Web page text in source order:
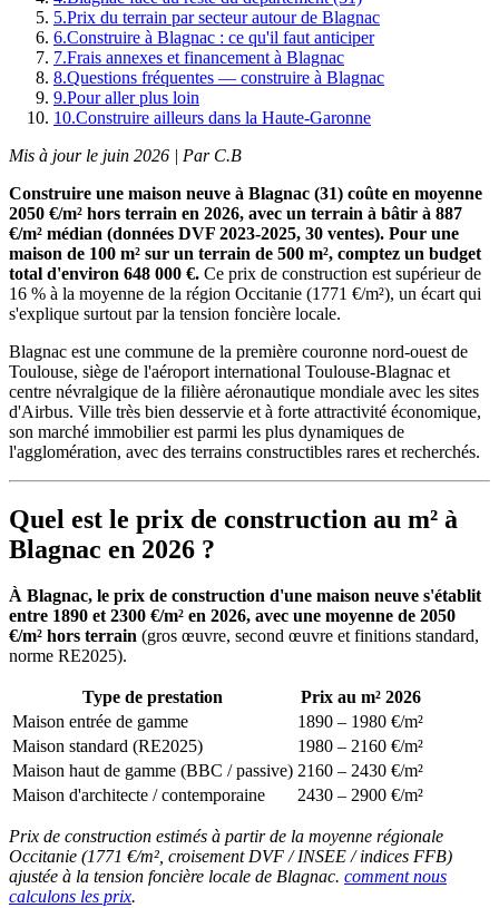
5.Prix du terrain par secteur autour de Blagnac
6.Construire à Blagnac : ce qu'il faut anticiper
7.Frais annexes et financement à Blagnac
8.Questions fréquentes — construire à Blagnac
9.Pour aller plus loin
10.Construire ailleurs dans la Haute-Garonne
Mis à jour le juin 2026 | Par C.B
Construire une maison neuve à Blagnac (31) coûte en moyenne
2050 €/m² hors terrain en 2026, avec un terrain à bâtir à 887
€/m² médian (données DVF 2023-2025, 30 ventes). Pour une
maison de 100 m² sur un terrain de 500 m², comptez un budget
total d'environ 648 000 €. Ce prix de construction est supérieur de
16 % à la moyenne de la région Occitanie (1771 €/m²), un écart qui
s'explique surtout par la tension foncière locale.
Blagnac est une commune de la première couronne nord-ouest de
Toulouse, siège de l'aéroport international Toulouse-Blagnac et
centre névralgique de la filière aéronautique mondiale avec les sites
d'Airbus. Ville très bien desservie et à forte attractivité économique,
son marché immobilier est parmi les plus dynamiques de
l'agglomération, avec des terrains constructibles rares et recherchés.
Quel est le prix de construction au m² à
Blagnac en 2026 ?
À Blagnac, le prix de construction d'une maison neuve s'établit
entre 1890 et 2300 €/m² en 2026, avec une moyenne de 2050
€/m² hors terrain (gros œuvre, second œuvre et finitions standard,
norme RE2025).
Type de prestation
Prix au m² 2026
Maison entrée de gamme
1890 – 1980 €/m²
Maison standard (RE2025)
1980 – 2160 €/m²
Maison haut de gamme (BBC / passive) 2160 – 2430 €/m²
Maison d'architecte / contemporaine
2430 – 2900 €/m²
Prix de construction estimés à partir de la moyenne régionale
Occitanie (1771 €/m², croisement DVF / INSEE / indices FFB)
ajustée à la tension foncière locale de Blagnac. comment nous
calculons les prix.